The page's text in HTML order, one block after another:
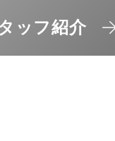
ッフ紹介